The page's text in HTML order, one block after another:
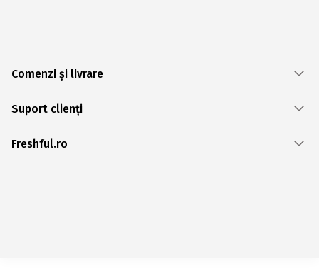
Comenzi și livrare
Suport clienți
Freshful.ro